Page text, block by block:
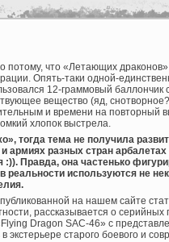
потому, что «Летающих
Опять-таки одной-
12-граммовый
вещество (яд,
и времени на повторный
хлопок выстрела.
тогда тема не получила
разных стран
:)). Правда, она частенько
реальности используются не
на нашем сайте
рассказывается о
Dragon SAC-46» с
старого боевого и